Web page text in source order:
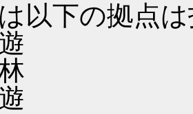
以下の拠点